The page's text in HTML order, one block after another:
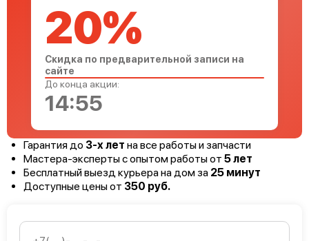
Гарантия до 3-х лет на все работы и запчасти
Мастера-эксперты с опытом работы от 5 лет
Бесплатный выезд курьера на дом за 25 минут
Доступные цены от 350 руб.
20%
Скидка по предварительной записи на
сайте
До конца акции:
14:54